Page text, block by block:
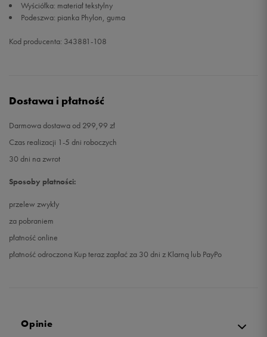
Wyściółka: materiał tekstylny
Podeszwa: pianka Phylon, guma
Kod producenta: 343881-108
Dostawa i płatność
Darmowa dostawa od 299,99 zł
Czas realizacji 1-5 dni roboczych
30 dni na zwrot
Sposoby płatności:
przelew zwykły
za pobraniem
płatność online
płatność odroczona Kup teraz zapłać za 30 dni z Klarną lub PayPo
Opinie